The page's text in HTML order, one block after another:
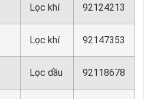
Lọc khí 92124213
Lọc khí 92147353
Lọc dầu 92118678